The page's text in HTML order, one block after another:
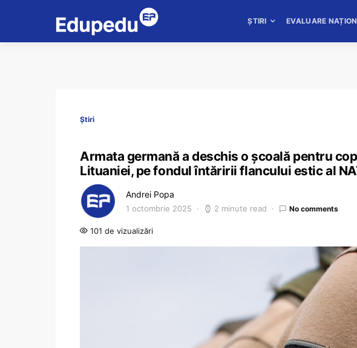
ȘTIRI EVALUARE
Știri
Armata germană a deschis o școală pentru
Lituaniei, pe fondul întăririi flancului estic al
Andrei Popa
1 octombrie 2025 2 minute read No comments
101 de vizualizări